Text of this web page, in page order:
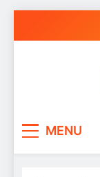
MENU